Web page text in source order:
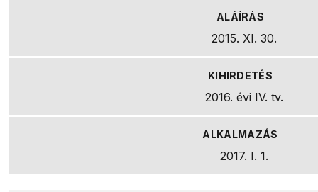
2015. XI. 30.
2016. évi IV. tv.
2017. I. 1.